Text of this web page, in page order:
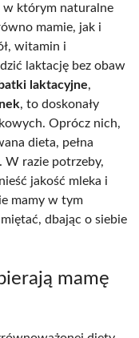
w którym naturalne
mamie, jak i
witamin i
laktację bez obaw
laktacyjne,
, to doskonały
Oprócz nich,
dieta, pełna
W razie potrzeby,
jakość mleka i
mamy w tym
dbając o siebie
mamę